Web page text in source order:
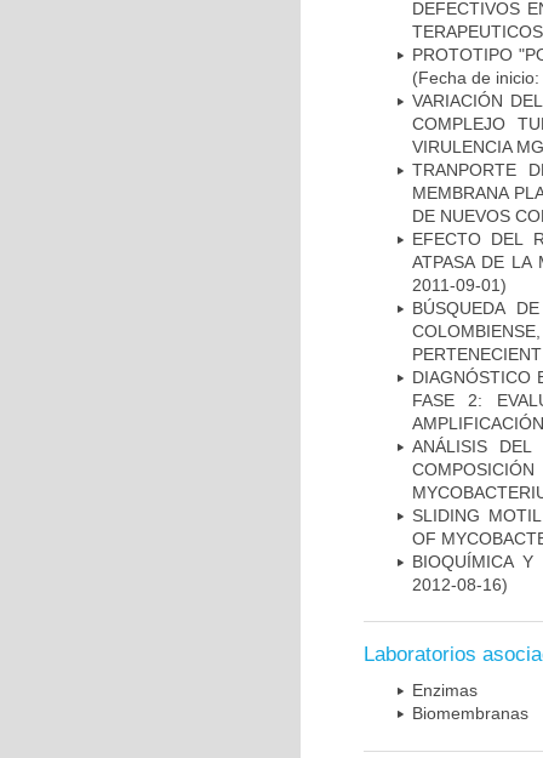
DEFECTIVOS
PROTOTIPO
(Fecha de
VARIACIÓN
COMPLEJO
VIRULENCIA
TRANPORTE
MEMBRANA
DE NUEVOS
EFECTO DEL
ATPASA DE LA
2011-09-01)
BÚSQUEDA
DIAGNÓSTICO
FASE 2:
ANÁLISIS DEL
SLIDING
OF
BIOQUÍMICA Y
2012-08-16)
Laboratorios
Enzimas
Biomembranas